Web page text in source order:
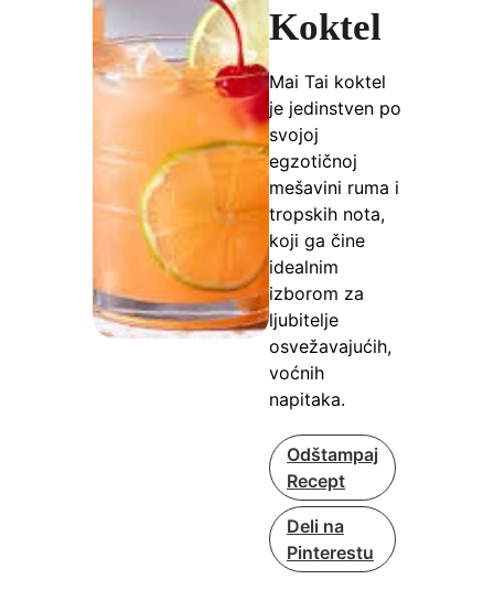
Koktel
Mai Tai koktel
je jedinstven po
svojoj
egzotičnoj
mešavini ruma i
tropskih nota,
koji ga čine
idealnim
izborom za
ljubitelje
osvežavajućih,
voćnih
napitaka.
Odštampaj
Recept
Deli na
Pinterestu